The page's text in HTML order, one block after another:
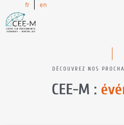
fr en
DÉCOUVREZ NOS
CEE-M :